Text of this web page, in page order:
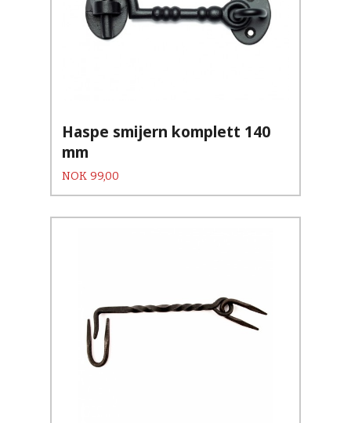
Haspe smijern komplett 140
mm
Pris
NOK 99,00